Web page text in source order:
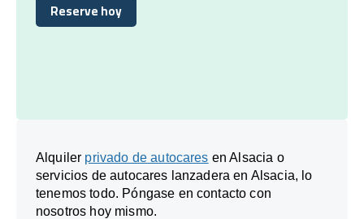
Reserve hoy
Reserve hoy
Alquiler privado de autocares en Alsacia o
servicios de autocares lanzadera en Alsacia, lo
tenemos todo. Póngase en contacto con
nosotros hoy mismo.